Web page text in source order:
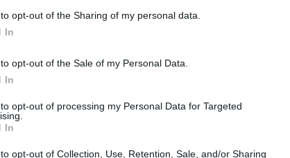
opt-out of the Sharing of my personal data.
In
opt-out of the Sale of my Personal Data.
In
opt-out of processing my Personal Data for Targeted
In
opt-out of Collection, Use, Retention, Sale, and/or Sharing